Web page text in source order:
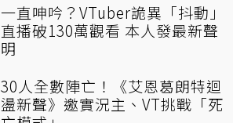
一直呻吟？VTuber詭異「抖動」
直播破130萬觀看 本人發最新聲
明
30人全數陣亡！《艾恩葛朗特迴
盪新聲》邀實況主、VT挑戰「死